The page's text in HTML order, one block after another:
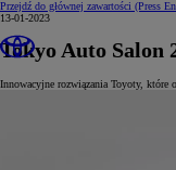
Przejdź do głównej zawartości (Press
13-01-2023
Tokyo Auto Salon
Innowacyjne rozwiązania Toyoty, które